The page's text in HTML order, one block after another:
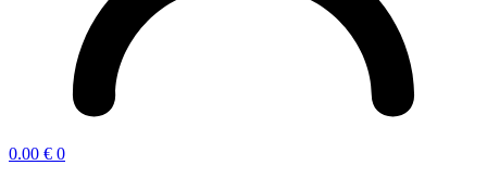
0.00 € 0